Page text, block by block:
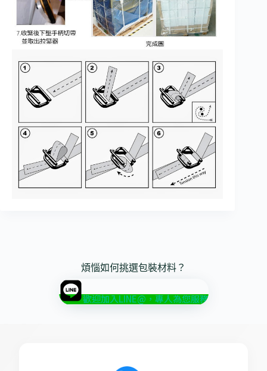
煩惱如何挑選包裝材料？
歡迎加入LINE@，專人為您服務